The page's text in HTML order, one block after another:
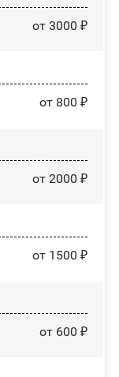
от 3000 ₽
от 800 ₽
от 2000 ₽
от 1500 ₽
от 600 ₽